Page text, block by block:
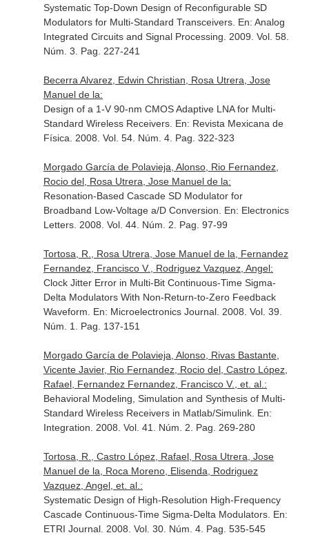
Systematic Top-Down Design of Reconfigurable SD
Modulators for Multi-Standard Transceivers. En: Analog
Integrated Circuits and Signal Processing . 2009. Vol. 58.
Núm. 3. Pag. 227-241
Becerra Alvarez, Edwin Christian, Rosa Utrera, Jose
Manuel de la:
Design of a 1-V 90-nm CMOS Adaptive LNA for Multi-
Standard Wireless Receivers. En: Revista Mexicana de
Física . 2008. Vol. 54. Núm. 4. Pag. 322-323
Morgado García de Polavieja, Alonso, Rio Fernandez,
Rocio del, Rosa Utrera, Jose Manuel de la:
Resonation-Based Cascade SD Modulator for
Broadband Low-Voltage a/D Conversion. En: Electronics
Letters. 2008. Vol. 44. Núm. 2. Pag. 97-99
Tortosa, R., Rosa Utrera, Jose Manuel de la, Fernandez
Fernandez, Francisco V., Rodriguez Vazquez, Angel:
Clock Jitter Error in Multi-Bit Continuous-Time Sigma-
Delta Modulators With Non-Return-to-Zero Feedback
Waveform. En: Microelectronics Journal. 2008. Vol. 39.
Núm. 1. Pag. 137-151
Morgado García de Polavieja, Alonso, Rivas Bastante,
Vicente Javier, Rio Fernandez, Rocio del, Castro López,
Rafael, Fernandez Fernandez, Francisco V., et. al.:
Behavioral Modeling, Simulation and Synthesis of Multi-
Standard Wireless Receivers in Matlab/Simulink. En:
Integration . 2008. Vol. 41. Núm. 2. Pag. 269-280
Tortosa, R., Castro López, Rafael, Rosa Utrera, Jose
Manuel de la, Roca Moreno, Elisenda, Rodriguez
Vazquez, Angel, et. al.:
Systematic Design of High-Resolution High-Frequency
Cascade Continuous-Time Sigma-Delta Modulators. En:
ETRI Journal. 2008. Vol. 30. Núm. 4. Pag. 535-545